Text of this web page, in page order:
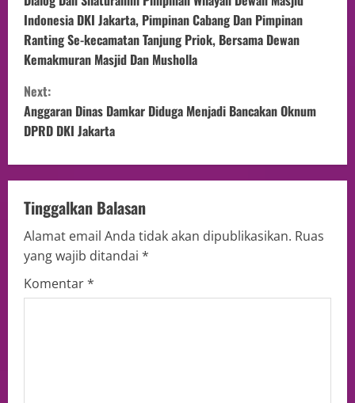
Indonesia DKI Jakarta, Pimpinan Cabang Dan Pimpinan
Ranting Se-kecamatan Tanjung Priok, Bersama Dewan
Kemakmuran Masjid Dan Musholla
Next:
Anggaran Dinas Damkar Diduga Menjadi Bancakan Oknum
DPRD DKI Jakarta
Tinggalkan Balasan
Alamat email Anda tidak akan dipublikasikan. Ruas
yang wajib ditandai *
Komentar*